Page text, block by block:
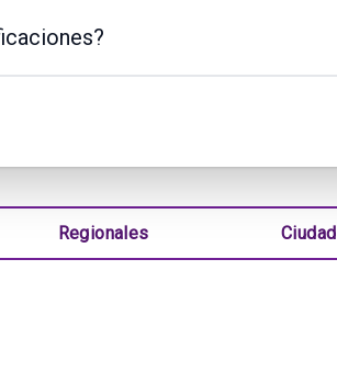
Regionales Ciudad